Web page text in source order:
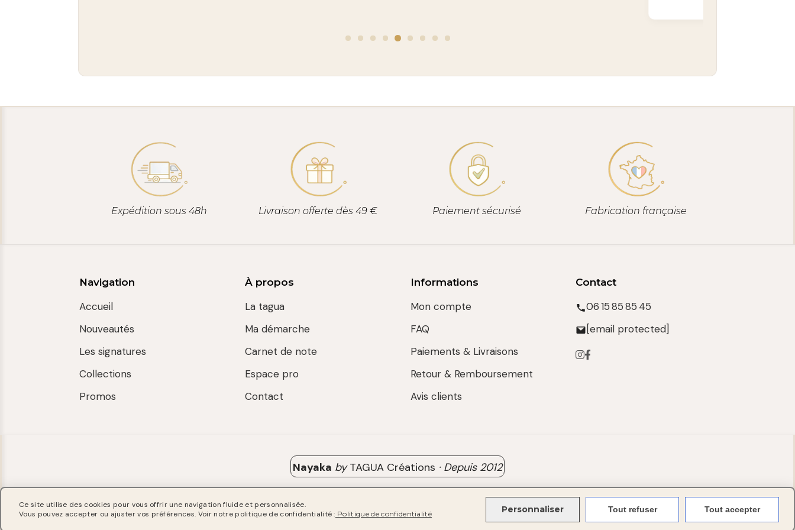
Expédition sous 48h Livraison offerte dès 49 € Paiement sécurisé Fabrication française
Navigation
Accueil
Nouveautés
Les signatures
Collections
Promos
À propos
La tagua
Ma démarche
Carnet de note
Espace pro
Contact
Informations
Mon compte
FAQ
Paiements & Livraisons
Retour & Remboursement
Avis clients
Contact
06 15 85 85 45
[email protected]
Nayaka byTAGUA Créations · Depuis2012
Ce site utilise des cookies pour vous offrir une navigation fluide et personnalisée.
Vous pouvez accepter ou ajuster vos préférences. Voir notre politique de confidentialité : Politique de confidentialité Personnaliser Tout refuser Tout accepter